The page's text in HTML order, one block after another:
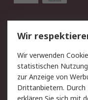
Service
Value Added
Rücksendungen
Hilfe
Rechtliches
Wir
Wir verwenden
statistischen
zur Anzeige von
Drittanbietern. Durch